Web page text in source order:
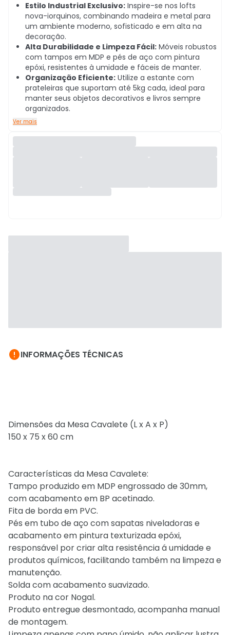
Estilo Industrial Exclusivo: Inspire-se nos lofts
nova-iorquinos, combinando madeira e metal para
um ambiente moderno, sofisticado e em alta na
decoração.
Alta Durabilidade e Limpeza Fácil: Móveis robustos
com tampos em MDP e pés de aço com pintura
epóxi, resistentes à umidade e fáceis de manter.
Organização Eficiente: Utilize a estante com
prateleiras que suportam até 5kg cada, ideal para
manter seus objetos decorativos e livros sempre
organizados.
Ver mais
INFORMAÇÕES TÉCNICAS
Dimensões da Mesa Cavalete (L x A x P)
150 x 75 x 60 cm
Características da Mesa Cavalete:
Tampo produzido em MDP engrossado de 30mm,
com acabamento em BP acetinado.
Fita de borda em PVC.
Pés em tubo de aço com sapatas niveladoras e
acabamento em pintura texturizada epóxi,
responsável por criar alta resistência á umidade e
produtos químicos, facilitando também na limpeza e
manutenção.
Solda com acabamento suavizado.
Produto na cor Nogal.
Produto entregue desmontado, acompanha manual
de montagem.